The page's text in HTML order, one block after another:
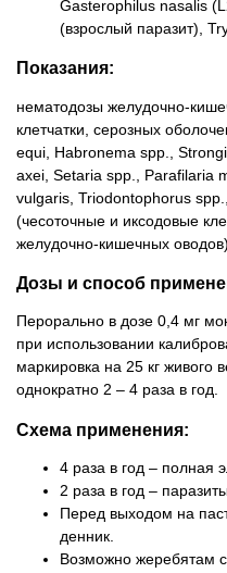
Gasterophilus nasalis
(взрослый паразит),
Показания:
нематодозы желудочно-
клетчатки, серозных
equi, Habronema spp.,
axei, Setaria spp., Parafilaria
vulgaris, Triodontophorus
(чесоточные и иксодовые
желудочно-кишечных оводов).
Дозы и способ
Перорально в дозе 0,4 мг
при использовании
маркировка на 25 кг живого
однократно 2 – 4 раза в год.
Схема применения:
4 раза в год – полная
2 раза в год –
Перед выходом на
денник.
Возможно жеребятам с